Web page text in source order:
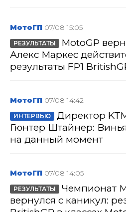
МотоГП 07/08 15:05
РЕЗУЛЬТАТЫ
MotoGP
Алекс Маркес
результаты FP1
МотоГП 07/08 14:42
ИНТЕРВЬЮ
Директор
Гюнтер Штайнер:
на данный момент
МотоГП 07/08 14:05
РЕЗУЛЬТАТЫ
Чемпионат
вернулся с каникул: